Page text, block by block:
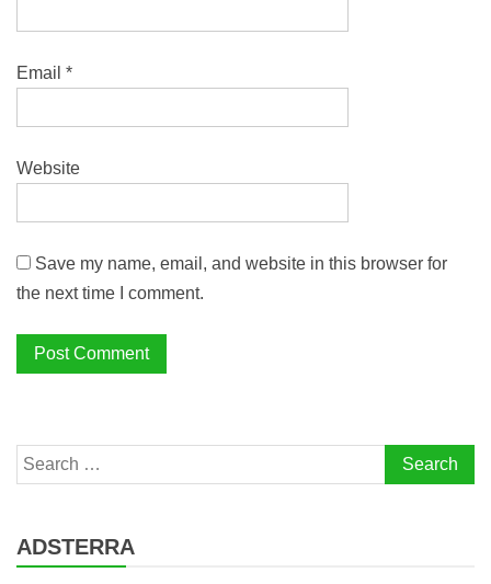
Email *
Website
Save my name, email, and website in this browser for
the next time I comment.
Search
for:
ADSTERRA